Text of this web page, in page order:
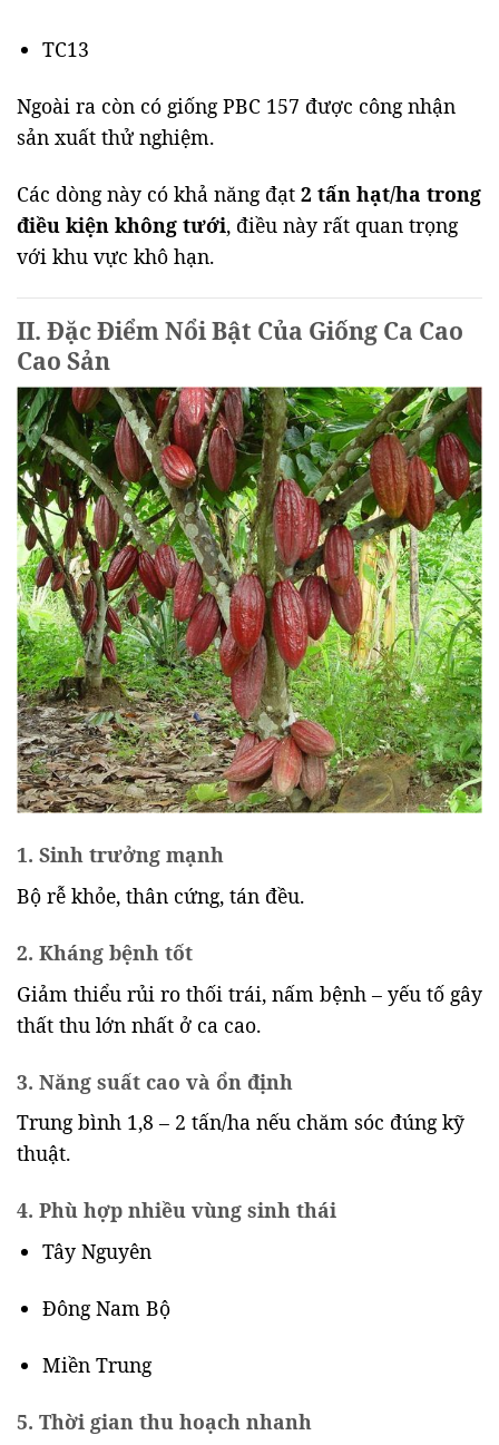
TC13
Ngoài ra còn có giống PBC 157 được công nhận
sản xuất thử nghiệm.
Các dòng này có khả năng đạt 2 tấn hạt/ha trong
điều kiện không tưới, điều này rất quan trọng
với khu vực khô hạn.
II. Đặc Điểm Nổi Bật Của Giống Ca Cao
Cao Sản
1. Sinh trưởng mạnh
Bộ rễ khỏe, thân cứng, tán đều.
2. Kháng bệnh tốt
Giảm thiểu rủi ro thối trái, nấm bệnh – yếu tố gây
thất thu lớn nhất ở ca cao.
3. Năng suất cao và ổn định
Trung bình 1,8 – 2 tấn/ha nếu chăm sóc đúng kỹ
thuật.
4. Phù hợp nhiều vùng sinh thái
Tây Nguyên
Đông Nam Bộ
Miền Trung
5. Thời gian thu hoạch nhanh